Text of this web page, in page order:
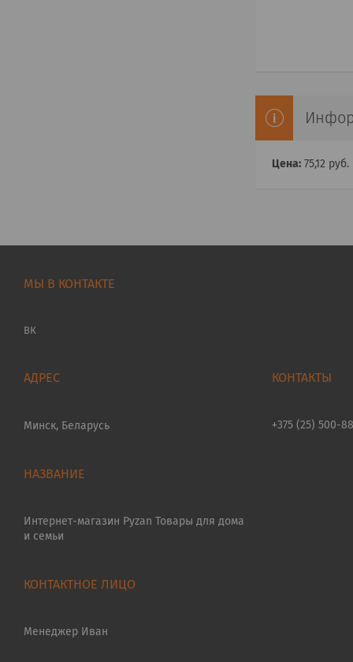
Цена: 75,12 руб.
МЫ В КОНТАКТЕ
ВК
Минск, Беларусь
Интернет-магазин Pyzan Товары для дома
и семьи
Менеджер Иван
+375 (25) 500-